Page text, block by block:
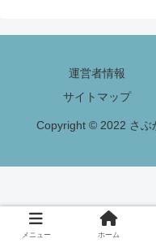
運営者情報
サイトマップ
Copyright © 2022 さぶ
メニュー ホーム